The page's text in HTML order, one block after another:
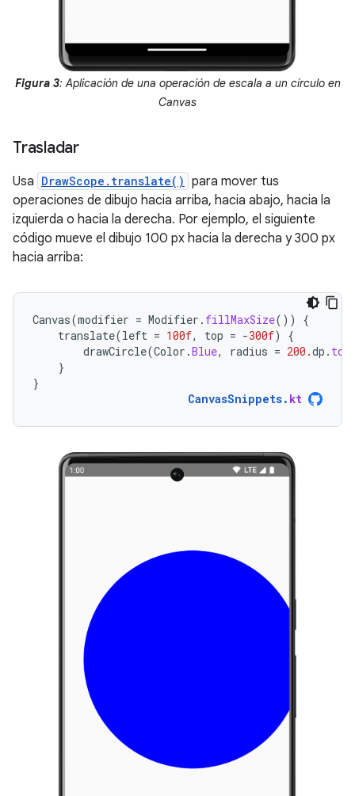
Figura 3: Aplicación de una operación de escala a un círculo en
Canvas
Trasladar
Usa DrawScope.translate() para mover tus
operaciones de dibujo hacia arriba, hacia abajo, hacia la
izquierda o hacia la derecha. Por ejemplo, el siguiente
código mueve el dibujo 100 px hacia la derecha y 300 px
hacia arriba:
Canvas(modifier = Modifier . fillMaxSize())
{
translate(left = 100f, top = -300f)
{
drawCircle(Color .Blue, radius = 200.dp .
}
}
CanvasSnippets. kt